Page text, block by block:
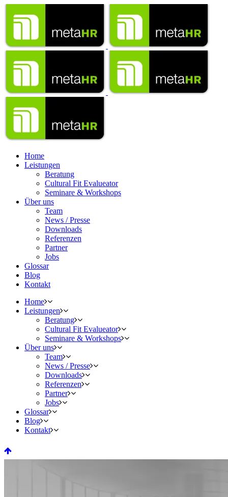
Home
Leistungen
Beratung
Cultural Fit Evalueator
Seminare & Workshops
Über uns
Team
News / Presse
Downloads
Referenzen
Partner
Jobs
Glossar
Blog
Kontakt
Home
Leistungen
Beratung
Cultural Fit Evalueator
Seminare & Workshops
Über uns
Team
News / Presse
Downloads
Referenzen
Partner
Jobs
Glossar
Blog
Kontakt